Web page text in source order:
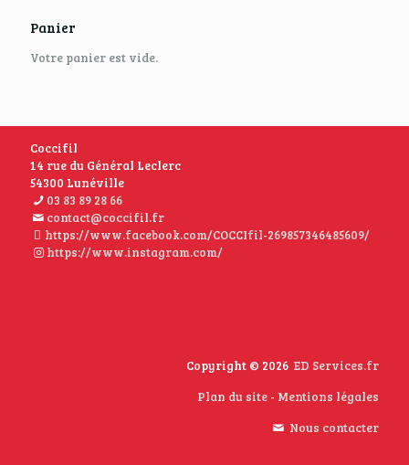
Panier
Votre panier est vide.
Coccifil
14 rue du Général Leclerc
54300 Lunéville
03 83 89 28 66
contact@coccifil.fr
https://www.facebook.com/COCCIfil-269857346485609/
https://www.instagram.com/
Copyright © 2026 ED Services.fr
Plan du site - Mentions légales
Nous contacter